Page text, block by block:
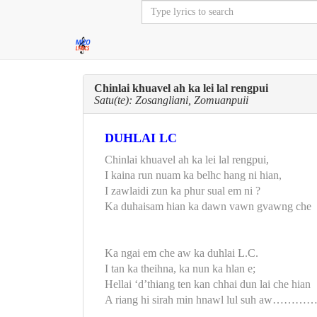
Chinlai khuavel ah ka lei lal rengpui
Satu(te): Zosangliani, Zomuanpuii
DUHLAI LC
Chinlai khuavel ah ka lei lal rengpui,
I kaina run nuam ka belhc hang ni hian,
I zawlaidi zun ka phur sual em ni ?
Ka duhaisam hian ka dawn vawn gvawng che
Ka ngai em che aw ka duhlai L.C.
I tan ka theihna, ka nun ka hlan e;
Hellai ‘d’thiang ten kan chhai dun lai che hian
A riang hi sirah min hnawl lul suh aw…………